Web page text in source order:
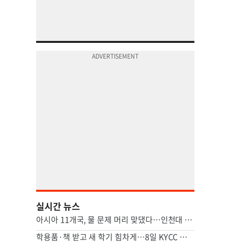
실시간 뉴스
아시아 11개국, 물 문제 머리 맞댔다…인천대 ‘HydroAsia’ 개최
학용품·책 받고 새 학기 힘차게…8일 KYCC 백투스쿨 행사 개최